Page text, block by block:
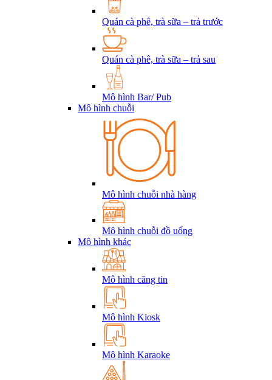
Quán cà phê, trà sữa – trả trước
Quán cà phê, trà sữa – trả sau
Mô hình Bar/ Pub
Mô hình chuỗi
Mô hình chuỗi nhà hàng
Mô hình chuỗi đồ uống
Mô hình khác
Mô hình căng tin
Mô hình Kiosk
Mô hình Karaoke